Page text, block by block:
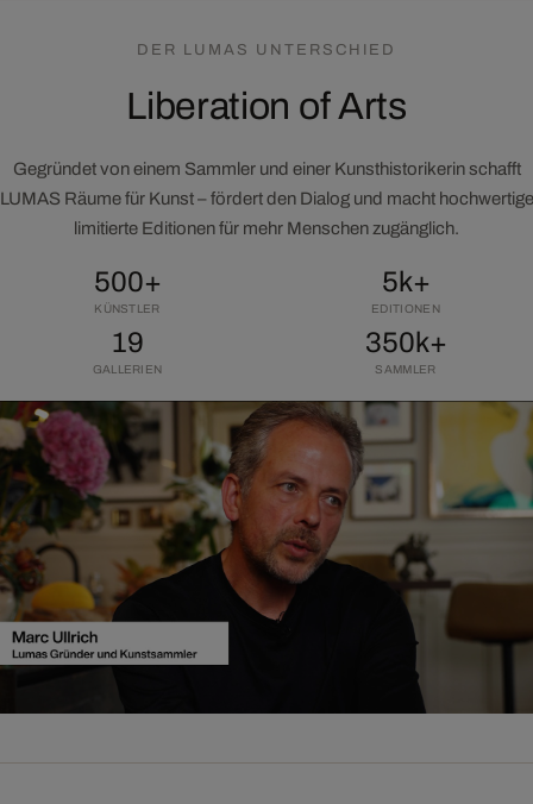
DER LUMAS UNTERSCHIED
Liberation of Arts
Gegründet von einem Sammler und einer Kunsthistorikerin schafft
LUMAS Räume für Kunst – fördert den Dialog und macht hochwertige
limitierte Editionen für mehr Menschen zugänglich.
500+
KÜNSTLER
5k+
EDITIONEN
19
GALLERIEN
350k+
SAMMLER